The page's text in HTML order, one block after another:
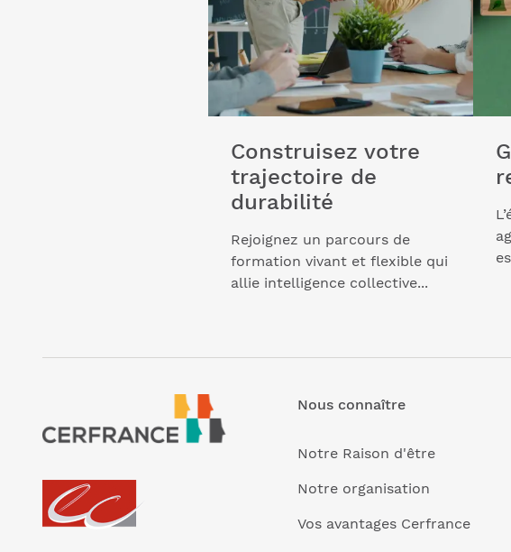
Construisez votre
trajectoire de
durabilité
Rejoignez un parcours de
formation vivant et flexible qui
allie intelligence collective...
Nous connaître
Notre Raison d'être
Notre organisation
Vos avantages Cerfrance